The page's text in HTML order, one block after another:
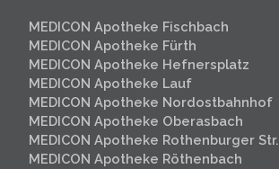
MEDICON Apotheke Fischbach
MEDICON Apotheke Fürth
MEDICON Apotheke Hefnersplatz
MEDICON Apotheke Lauf
MEDICON Apotheke Nordostbahnhof
MEDICON Apotheke Oberasbach
MEDICON Apotheke Rothenburger Str.
MEDICON Apotheke Röthenbach